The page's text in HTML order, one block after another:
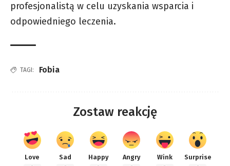
profesjonalistą w celu uzyskania wsparcia i
odpowiedniego leczenia.
TAGI: Fobia
Zostaw reakcję
Love Sad Happy Angry Wink Surprise